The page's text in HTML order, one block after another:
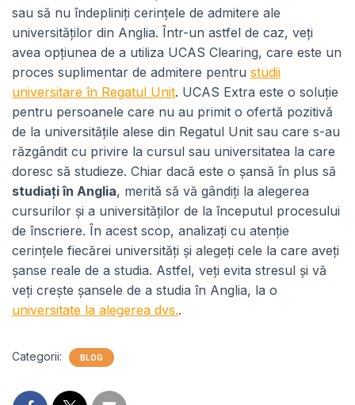
sau să nu îndepliniți cerințele de admitere ale
universităților din Anglia. Într-un astfel de caz, veți
avea opțiunea de a utiliza UCAS Clearing, care este un
proces suplimentar de admitere pentru studii
universitare în Regatul Unit. UCAS Extra este o soluție
pentru persoanele care nu au primit o ofertă pozitivă
de la universitățile alese din Regatul Unit sau care s-au
răzgândit cu privire la cursul sau universitatea la care
doresc să studieze. Chiar dacă este o șansă în plus să
studiați în Anglia, merită să vă gândiți la alegerea
cursurilor și a universităților de la începutul procesului
de înscriere. În acest scop, analizați cu atenție
cerințele fiecărei universități și alegeți cele la care aveți
șanse reale de a studia. Astfel, veți evita stresul și vă
veți crește șansele de a studia în Anglia, la o
universitate la alegerea dvs..
Categorii: BLOG